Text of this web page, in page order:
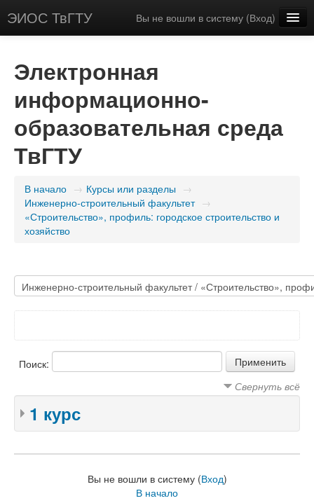
ЭИОС ТвГТУ Вы не вошли в систему (Вход)
Электронная
информационно-
образовательная среда
ТвГТУ
В начало → Курсы или разделы →
Инженерно-строительный факультет →
«Строительство», профиль: городское строительство и
хозяйство
Поиск:
Свернуть всё
1 курс
Вы не вошли в систему (Вход)
В начало